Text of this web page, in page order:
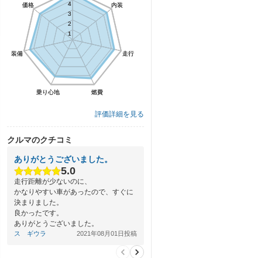
内装
走行
燃費
乗り心地
装備
価格
1
2
3
4 内装
走行
燃費
乗り心地
装備
価格
1
2
3
4
評価詳細を見る
クルマのクチコミ
ありがとうございました。
5.0
走行距離が少ないのに、
かなりやすい車があったので、すぐに
決まりました。
良かったです。
ありがとうございました。
ス ギウラ 2021年08月01日投稿